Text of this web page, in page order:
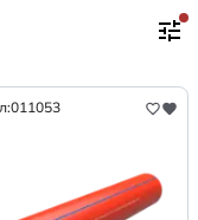
011053